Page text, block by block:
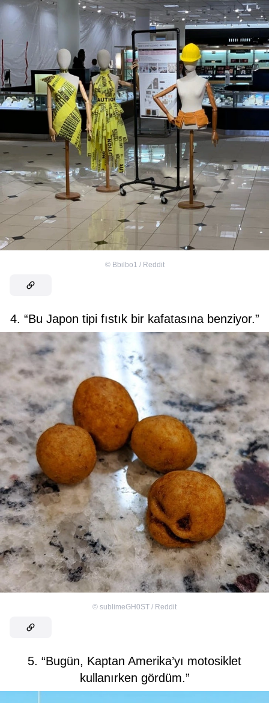
© Bbilbo1 / Reddit
4. “Bu Japon tipi fıstık bir kafatasına benziyor.”
© sublimeGH0ST / Reddit
5. “Bugün, Kaptan Amerika’yı motosiklet
kullanırken gördüm.”